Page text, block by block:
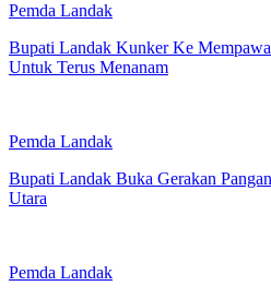
Pemda Landak
Bupati Landak Kunker Ke
Untuk Terus Menanam
Pemda Landak
Bupati Landak Buka Gerakan
Utara
Pemda Landak